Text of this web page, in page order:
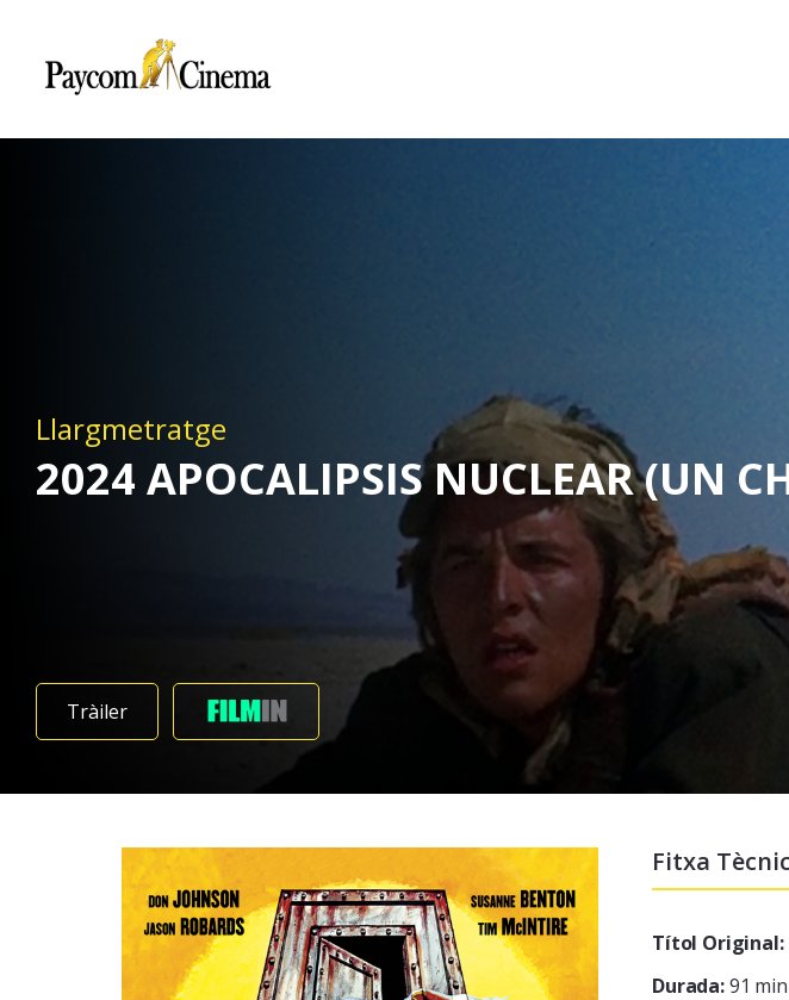
Llargmetratge
2024 APOCALIPSIS NUCLEAR (UN
Tràiler
Fitxa
Títol Original:
Durada:91